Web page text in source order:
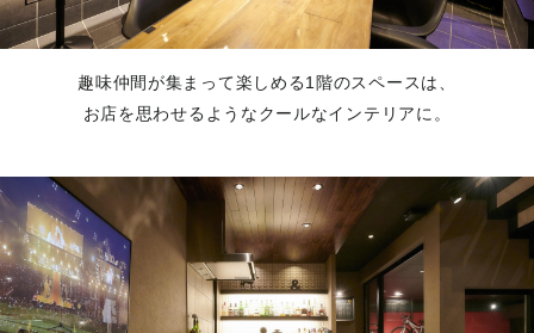
趣味仲間が集まって楽しめる1階のスペースは、
お店を思わせるようなクールなインテリアに。